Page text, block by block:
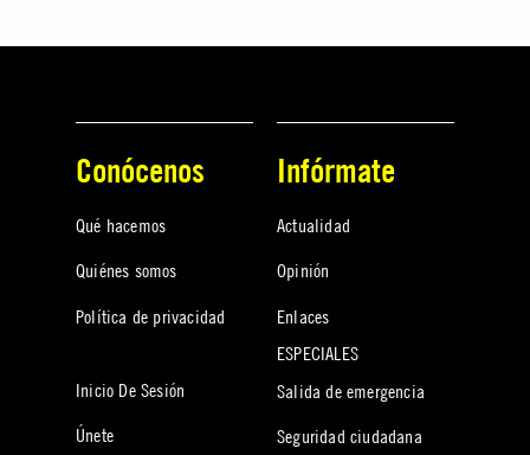
Conócenos
Qué hacemos
Quiénes somos
Política de privacidad
Inicio De Sesión
Únete
Infórmate
Actualidad
Opinión
Enlaces
ESPECIALES
Salida de emergencia
Seguridad ciudadana